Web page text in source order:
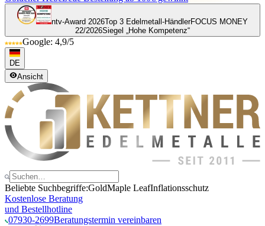
ntv-Award 2026Top 3 Edelmetall-HändlerFOCUS MONEY
22/2026Siegel „Hohe Kompetenz“
Google: 4,9/5
DE
Ansicht
Beliebte Suchbegriffe:GoldMaple LeafInflationsschutz
Kostenlose Beratung
und Bestellhotline
07930-2699Beratungstermin vereinbaren